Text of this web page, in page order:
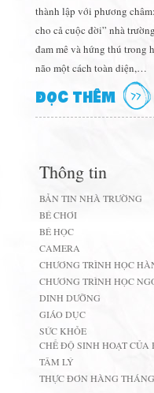
thành lập với phương
cho cả cuộc đời” nhà
đam mê và hứng thú trong
não một cách toàn diện,…
ĐỌC THÊM
Thông tin
BẢN TIN NHÀ TRƯỜNG
BÉ CHƠI
BÉ HỌC
CAMERA
CHƯƠNG TRÌNH HỌC
CHƯƠNG TRÌNH HỌC
DINH DƯỠNG
GIÁO DỤC
SỨC KHỎE
CHẾ ĐỘ SINH HOẠT CỦA
TÂM LÝ
THỰC ĐƠN HÀNG THÁNG